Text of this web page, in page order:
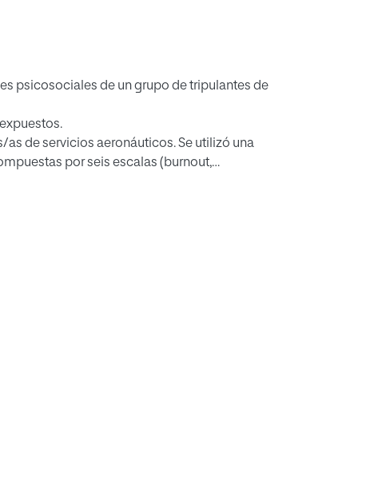
psicosociales de un grupo de tripulantes de
de servicios aeronáuticos. Se utilizó una
por seis escalas (burnout,
a análisis descriptivos y factoriales
TCP,
trabajo,